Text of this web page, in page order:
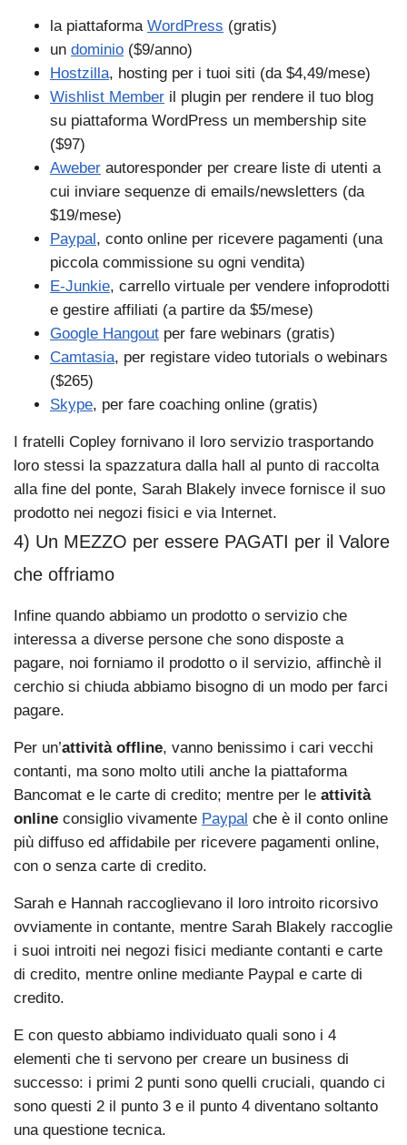
la piattaforma WordPress (gratis)
un dominio ($9/anno)
Hostzilla, hosting per i tuoi siti (da $4,49/mese)
Wishlist Member il plugin per rendere il tuo blog
su piattaforma WordPress un membership site
($97)
Aweber autoresponder per creare liste di utenti a
cui inviare sequenze di emails/newsletters (da
$19/mese)
Paypal, conto online per ricevere pagamenti (una
piccola commissione su ogni vendita)
E-Junkie, carrello virtuale per vendere infoprodotti
e gestire affiliati (a partire da $5/mese)
Google Hangout per fare webinars (gratis)
Camtasia, per registare video tutorials o webinars
($265)
Skype, per fare coaching online (gratis)
I fratelli Copley fornivano il loro servizio trasportando
loro stessi la spazzatura dalla hall al punto di raccolta
alla fine del ponte, Sarah Blakely invece fornisce il suo
prodotto nei negozi fisici e via Internet.
4) Un MEZZO per essere PAGATI per il Valore
che offriamo
Infine quando abbiamo un prodotto o servizio che
interessa a diverse persone che sono disposte a
pagare, noi forniamo il prodotto o il servizio, affinchè il
cerchio si chiuda abbiamo bisogno di un modo per farci
pagare.
Per un’attività offline, vanno benissimo i cari vecchi
contanti, ma sono molto utili anche la piattaforma
Bancomat e le carte di credito; mentre per le attività
online consiglio vivamente Paypal che è il conto online
più diffuso ed affidabile per ricevere pagamenti online,
con o senza carte di credito.
Sarah e Hannah raccoglievano il loro introito ricorsivo
ovviamente in contante, mentre Sarah Blakely raccoglie
i suoi introiti nei negozi fisici mediante contanti e carte
di credito, mentre online mediante Paypal e carte di
credito.
E con questo abbiamo individuato quali sono i 4
elementi che ti servono per creare un business di
successo: i primi 2 punti sono quelli cruciali, quando ci
sono questi 2 il punto 3 e il punto 4 diventano soltanto
una questione tecnica.